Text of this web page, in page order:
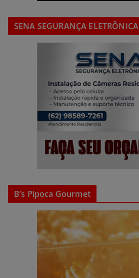
SENA SEGURANÇA ELETRÔNICA
B’s Pipoca Gourmet